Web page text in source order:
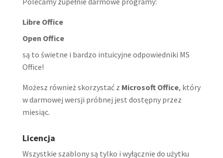
Libre Office
Open Office
są to świetne i bardzo intuicyjne odpowiedniki MS
Office!
Możesz również skorzystać z Microsoft Office, który
w darmowej wersji próbnej jest dostępny przez
miesiąc.
Licencja
Wszystkie szablony są tylko i wyłącznie do użytku